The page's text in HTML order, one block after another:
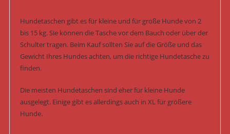
Hundetaschen gibt es für kleine und für große Hunde von 2
bis 15 kg. Sie können die Tasche vor dem Bauch oder über der
Schulter tragen. Beim Kauf sollten Sie auf die Größe und das
Gewicht Ihres Hundes achten, um die richtige Hundetasche zu
finden.
Die meisten Hundetaschen sind eher für kleine Hunde
ausgelegt. Einige gibt es allerdings auch in XL für größere
Hunde.